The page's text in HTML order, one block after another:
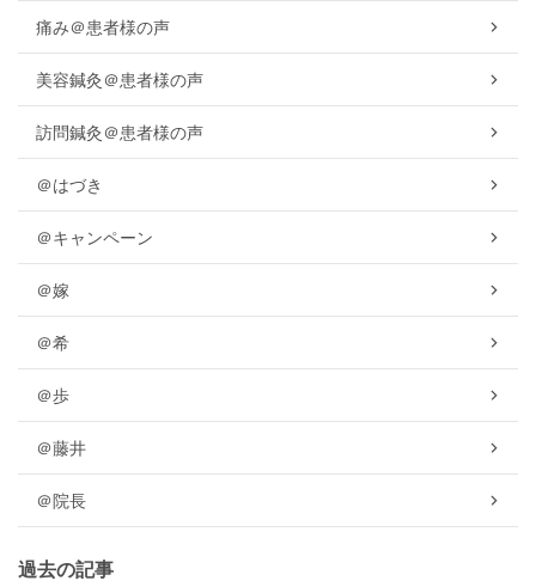
痛み＠患者様の声
美容鍼灸＠患者様の声
訪問鍼灸＠患者様の声
＠はづき
＠キャンペーン
＠嫁
＠希
＠歩
＠藤井
＠院長
過去の記事